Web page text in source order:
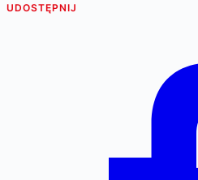
UDOSTĘPNIJ